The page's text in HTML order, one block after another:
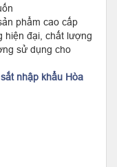
phẩm cao cấp
hiện đại, chất lượng
sử dụng cho
nhập khẩu Hòa